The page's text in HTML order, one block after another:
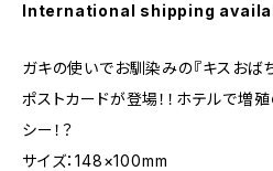
International shipping
ガキの使いでお馴染みの『キスおば
ポストカードが登場！！ホテルで増
シー！？
サイズ：148×100mm